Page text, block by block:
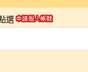
選